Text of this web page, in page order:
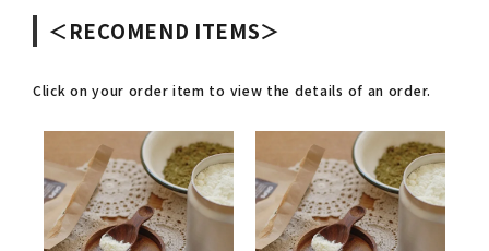
＜RECOMEND ITEMS＞
Click on your order item to view the details of an order.